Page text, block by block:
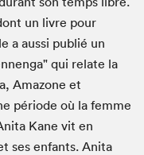
un livre pour
a aussi publié un
qui relate la
Amazone et
période où la femme
Kane vit en
ses enfants. Anita